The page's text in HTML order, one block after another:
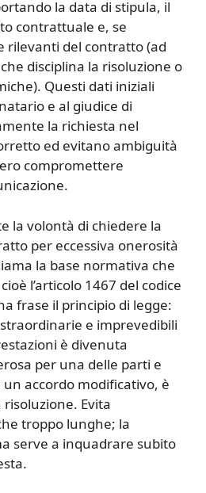
la data di stipula, il
contrattuale e, se
rilevanti del contratto (ad
disciplina la risoluzione o
Questi dati iniziali
e al giudice di
la richiesta nel
ed evitano ambiguità
compromettere
la volontà di chiedere la
per eccessiva onerosità
la base normativa che
l’articolo 1467 del codice
frase il principio di legge:
e imprevedibili
è divenuta
per una delle parti e
accordo modificativo, è
Evita
troppo lunghe; la
serve a inquadrare subito